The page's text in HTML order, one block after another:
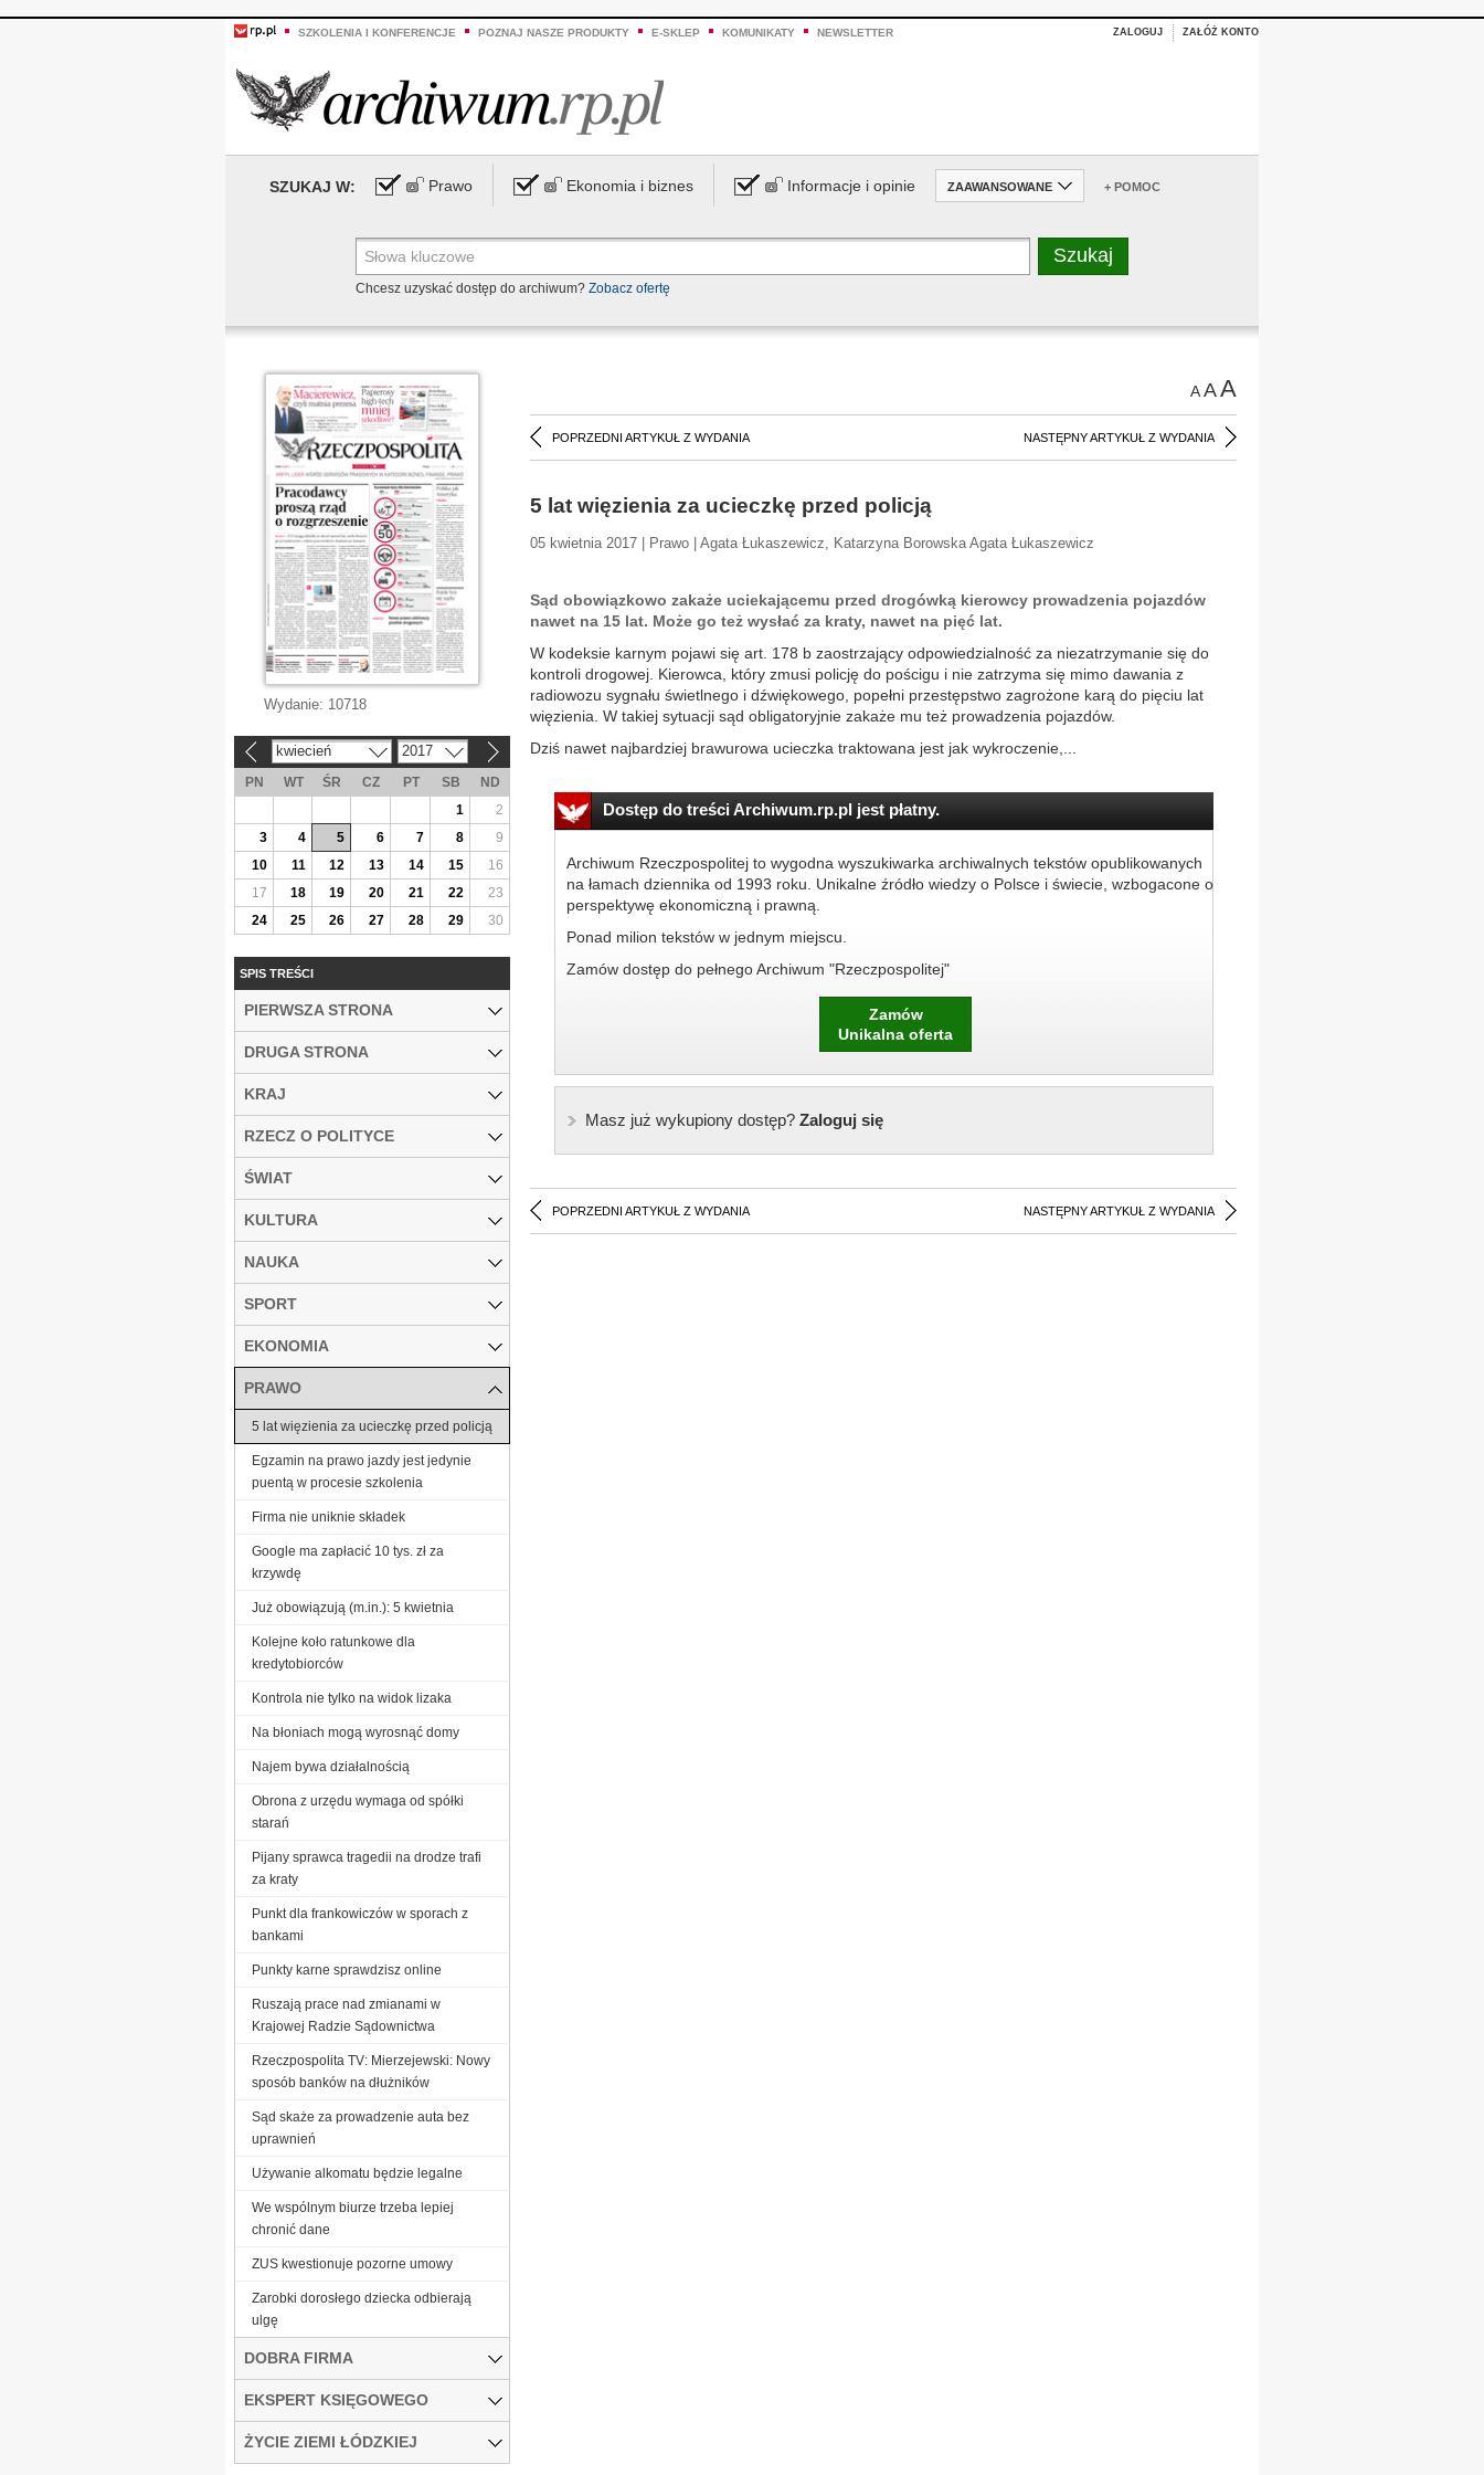
SZKOLENIA I KONFERENCJE POZNAJ NASZE PRODUKTY E-SKLEP KOMUNIKATY NEWSLETTER ZALOGUJ ZAŁÓŻ KONTO
SZUKAJ W: Prawo Ekonomia i biznes Informacje i opinie ZAAWANSOWANE + POMOC
Chcesz uzyskać dostęp do archiwum? Zobacz ofertę
AAA
POPRZEDNI ARTYKUŁ Z WYDANIA NASTĘPNY ARTYKUŁ Z WYDANIA
5 lat więzienia za ucieczkę przed policją
05 kwietnia 2017 | Prawo | Agata Łukaszewicz, Katarzyna Borowska Agata Łukaszewicz
Sąd obowiązkowo zakaże uciekającemu przed drogówką kierowcy prowadzenia pojazdów
nawet na 15 lat. Może go też wysłać za kraty, nawet na pięć lat.
W kodeksie karnym pojawi się art. 178 b zaostrzający odpowiedzialność za niezatrzymanie się do
kontroli drogowej. Kierowca, który zmusi policję do pościgu i nie zatrzyma się mimo dawania z
radiowozu sygnału świetlnego i dźwiękowego, popełni przestępstwo zagrożone karą do pięciu lat
więzienia. W takiej sytuacji sąd obligatoryjnie zakaże mu też prowadzenia pojazdów.
Dziś nawet najbardziej brawurowa ucieczka traktowana jest jak wykroczenie,...
Dostęp do treści Archiwum.rp.pl jest płatny.
Archiwum Rzeczpospolitej to wygodna wyszukiwarka archiwalnych tekstów opublikowanych
na łamach dziennika od 1993 roku. Unikalne źródło wiedzy o Polsce i świecie, wzbogacone o
perspektywę ekonomiczną i prawną.
Ponad milion tekstów w jednym miejscu.
Zamów dostęp do pełnego Archiwum "Rzeczpospolitej"
Zamów
Unikalna oferta
Masz już wykupiony dostęp?Zaloguj się
POPRZEDNI ARTYKUŁ Z WYDANIA NASTĘPNY ARTYKUŁ Z WYDANIA
Wydanie: 10718
kwiecień 2017
PN WT ŚR CZ PT SB
ND
1
2
3
4 5 6 7 8
9
10
11 12 13 14 15
16
17
18 19 20 21 22
23
24
25 26 27 28 29 30
SPIS TREŚCI
PIERWSZA STRONA
DRUGA STRONA
KRAJ
RZECZ O POLITYCE
ŚWIAT
KULTURA
NAUKA
SPORT
EKONOMIA
PRAWO
5 lat więzienia za ucieczkę przed policją
Egzamin na prawo jazdy jest jedynie
puentą w procesie szkolenia
Firma nie uniknie składek
Google ma zapłacić 10 tys. zł za
krzywdę
Już obowiązują (m.in.): 5 kwietnia
Kolejne koło ratunkowe dla
kredytobiorców
Kontrola nie tylko na widok lizaka
Na błoniach mogą wyrosnąć domy
Najem bywa działalnością
Obrona z urzędu wymaga od spółki
starań
Pijany sprawca tragedii na drodze trafi
za kraty
Punkt dla frankowiczów w sporach z
bankami
Punkty karne sprawdzisz online
Ruszają prace nad zmianami w
Krajowej Radzie Sądownictwa
Rzeczpospolita TV: Mierzejewski: Nowy
sposób banków na dłużników
Sąd skaże za prowadzenie auta bez
uprawnień
Używanie alkomatu będzie legalne
We wspólnym biurze trzeba lepiej
chronić dane
ZUS kwestionuje pozorne umowy
Zarobki dorosłego dziecka odbierają
ulgę
DOBRA FIRMA
EKSPERT KSIĘGOWEGO
ŻYCIE ZIEMI ŁÓDZKIEJ